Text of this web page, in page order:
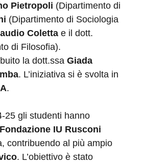
Pietropoli (Dipartimento di
(Dipartimento di Sociologia
Coletta e il dott.
di Filosofia).
la dott.ssa Giada
. L’iniziativa si è svolta in
.
25 gli studenti hanno
IU Rusconi
contribuendo al più ampio
. L’obiettivo è stato